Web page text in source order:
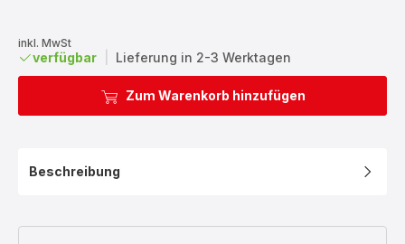
inkl. MwSt
verfügbar Lieferung in 2-3 Werktagen
Zum Warenkorb hinzufügen
Beschreibung